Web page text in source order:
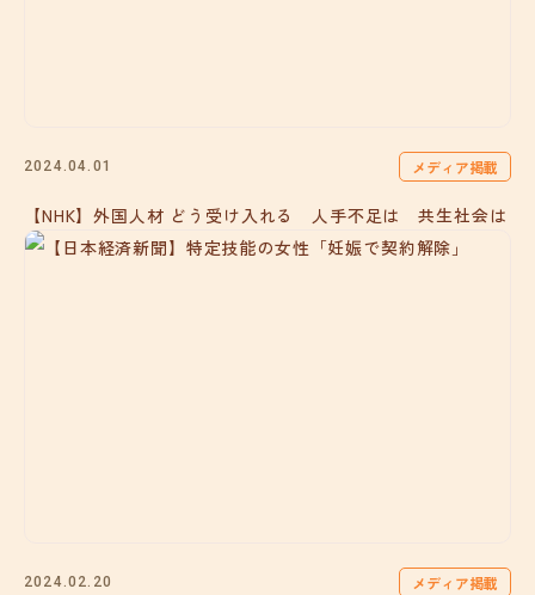
2024.04.01 メディア掲載
【NHK】外国人材 どう受け入れる 人手不足は 共生社会は
2024.02.20 メディア掲載